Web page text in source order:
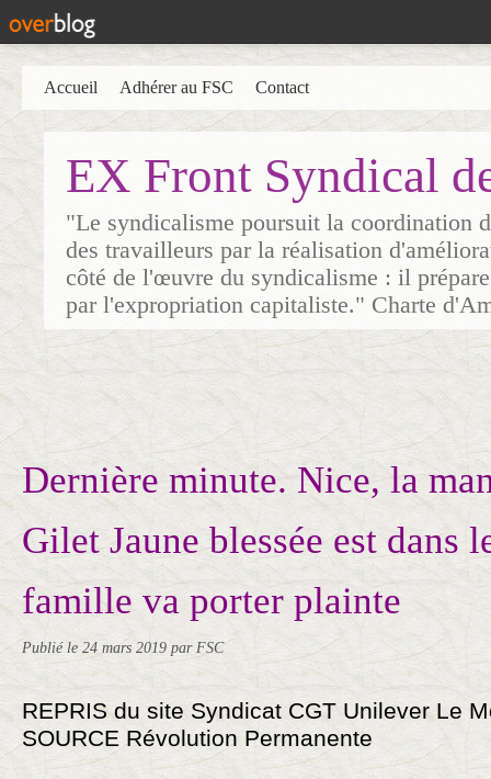
EX Front Syndical
"Le syndicalisme poursuit la coordination
des travailleurs par la réalisation
côté de l'œuvre du syndicalisme : il
par l'expropriation capitaliste." Charte
Accueil Adhérer au FSC Contact
Dernière minute. Nice, la
Gilet Jaune blessée est dans
famille va porter plainte
Publié le 24 mars 2019 par FSC
REPRIS du site Syndicat CGT Unilever Le
SOURCE Révolution Permanente